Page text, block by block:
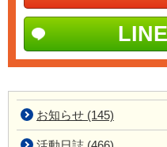
お知らせ (145)